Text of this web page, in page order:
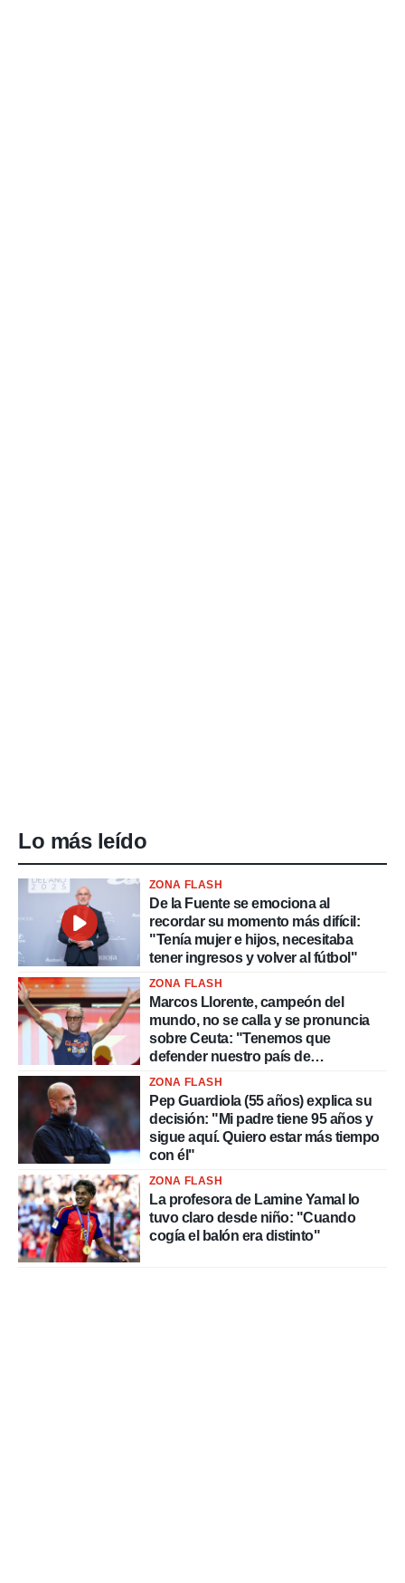
Lo más leído
ZONA FLASH
De la Fuente se emociona al
recordar su momento más difícil:
"Tenía mujer e hijos, necesitaba
tener ingresos y volver al fútbol"
ZONA FLASH
Marcos Llorente, campeón del
mundo, no se calla y se pronuncia
sobre Ceuta: "Tenemos que
defender nuestro país de
delincuentes"
ZONA FLASH
Pep Guardiola (55 años) explica su
decisión: "Mi padre tiene 95 años y
sigue aquí. Quiero estar más tiempo
con él"
ZONA FLASH
La profesora de Lamine Yamal lo
tuvo claro desde niño: "Cuando
cogía el balón era distinto"